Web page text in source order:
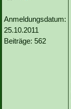
Anmeldungsdatum:
25.10.2011
Beiträge: 562